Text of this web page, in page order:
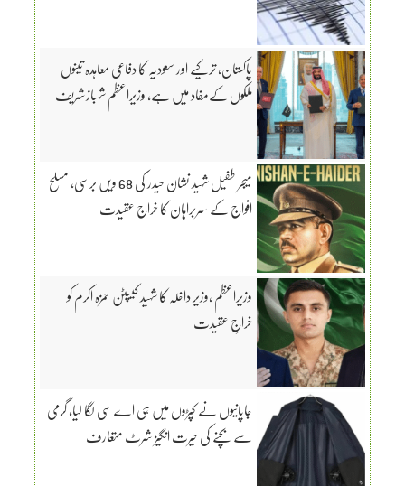
پاکستان، ترکیے اور سعودیہ کا دفاعی معاہدہ تینوں
ملکوں کےمفاد میں ہے، وزیراعظم شہبازشریف
میجر طفیل شہید نشان حیدر کی 68 ویں برسی، مسلح
افواج کے سربراہان کا خراج عقیدت
وزیراعظم ،وزیر داخلہ کا شہید کیپٹن حمزہ اکرم کو
خراجِ عقیدت
جاپانیوں نے کپڑوں میں ہی اے سی لگا لیا، گرمی
سے بچنے کی حیرت انگیز شرٹ متعارف